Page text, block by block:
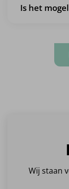
Is het
Wij staan